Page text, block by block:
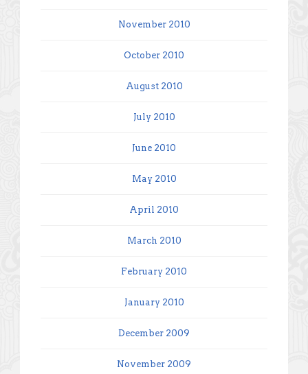
November 2010
October 2010
August 2010
July 2010
June 2010
May 2010
April 2010
March 2010
February 2010
January 2010
December 2009
November 2009